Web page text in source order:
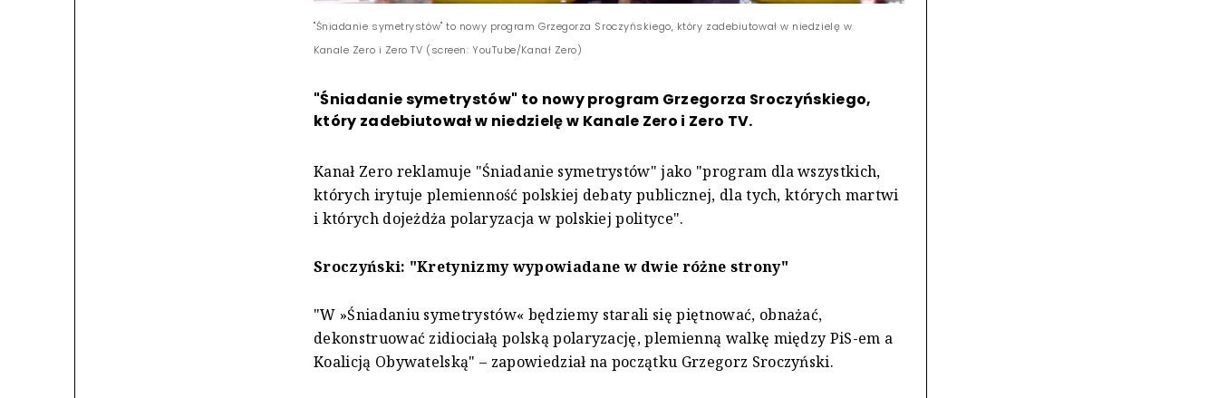
"Śniadanie symetrystów" to nowy program Grzegorza Sroczyńskiego, który zadebiutował w niedzielę w
Kanale Zero i Zero TV (screen: YouTube/Kanał Zero)
"Śniadanie symetrystów" to nowy program Grzegorza Sroczyńskiego,
który zadebiutował w niedzielę w Kanale Zero i Zero TV.
Kanał Zero reklamuje "Śniadanie symetrystów" jako "program dla wszystkich,
których irytuje plemienność polskiej debaty publicznej, dla tych, których martwi
i których dojeżdża polaryzacja w polskiej polityce".
Sroczyński: "Kretynizmy wypowiadane w dwie różne strony"
"W »Śniadaniu symetrystów« będziemy starali się piętnować, obnażać,
dekonstruować zidiociałą polską polaryzację, plemienną walkę między PiS-em a
Koalicją Obywatelską" – zapowiedział na początku Grzegorz Sroczyński.